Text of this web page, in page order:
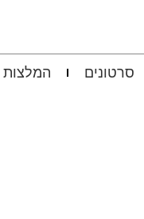
סרטונים המלצות